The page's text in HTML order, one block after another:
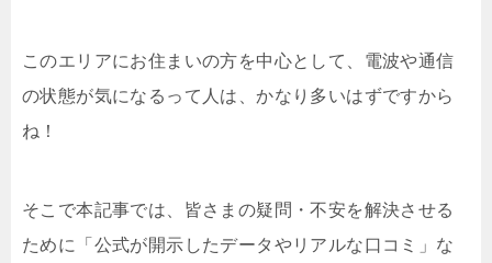
このエリアにお住まいの方を中心として、電波や通信
の状態が気になるって人は、かなり多いはずですから
ね！
そこで本記事では、皆さまの疑問・不安を解決させる
ために「公式が開示したデータやリアルな口コミ」な